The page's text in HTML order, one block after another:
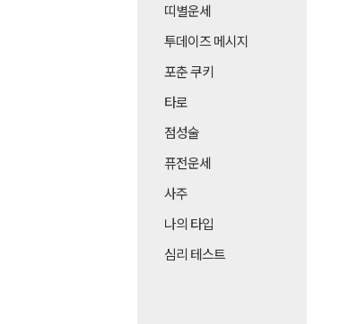
띠별운세
투데이즈 메시지
포춘 쿠키
타로
점성술
퓨전운세
사주
나의 타입
심리 테스트